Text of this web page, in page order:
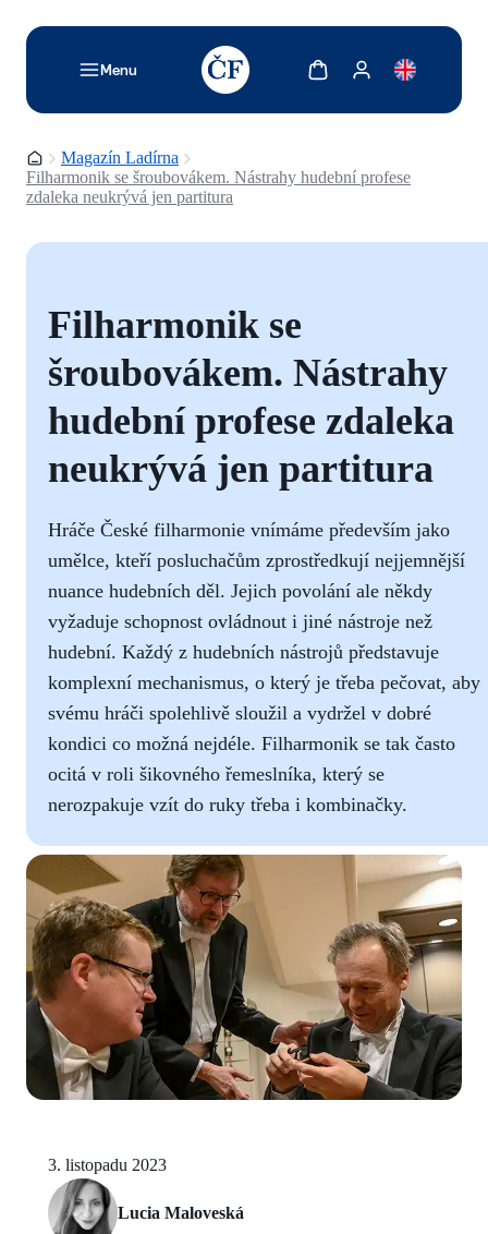
Menu
TODO: Add description for reader
Zobrazit košíkZobrazit můj účet
Domovská stránka
Magazín Ladírna
Filharmonik se šroubovákem. Nástrahy hudební profese
zdaleka neukrývá jen partitura
Filharmonik se
šroubovákem. Nástrahy
hudební profese zdaleka
neukrývá jen partitura
Hráče České filharmonie vnímáme především jako
umělce, kteří posluchačům zprostředkují nejjemnější
nuance hudebních děl. Jejich povolání ale někdy
vyžaduje schopnost ovládnout i jiné nástroje než
hudební. Každý z hudebních nástrojů představuje
komplexní mechanismus, o který je třeba pečovat, aby
svému hráči spolehlivě sloužil a vydržel v dobré
kondici co možná nejdéle. Filharmonik se tak často
ocitá v roli šikovného řemeslníka, který se
nerozpakuje vzít do ruky třeba i kombinačky.
3. listopadu 2023
Lucia Maloveská